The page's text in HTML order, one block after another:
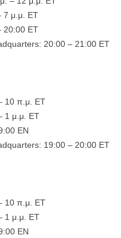
7 μ.μ. ET
20:00 ET
20:00 – 21:00 ET
10 π.μ. ET
1 μ.μ. ET
EN
19:00 – 20:00 ET
10 π.μ. ET
1 μ.μ. ET
EN